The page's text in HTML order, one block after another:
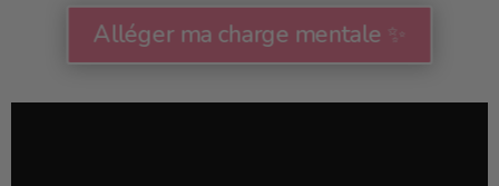
Alléger ma charge mentale ✨